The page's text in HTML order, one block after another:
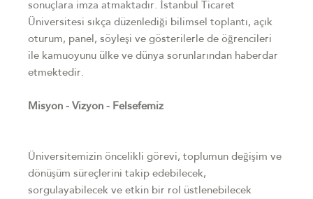
sonuçlara imza atmaktadır. İstanbul Ticaret
Üniversitesi sıkça düzenlediği bilimsel toplantı, açık
oturum, panel, söyleşi ve gösterilerle de öğrencileri
ile kamuoyunu ülke ve dünya sorunlarından haberdar
etmektedir.
Misyon - Vizyon - Felsefemiz
Üniversitemizin öncelikli görevi, toplumun değişim ve
dönüşüm süreçlerini takip edebilecek,
sorgulayabilecek ve etkin bir rol üstlenebilecek